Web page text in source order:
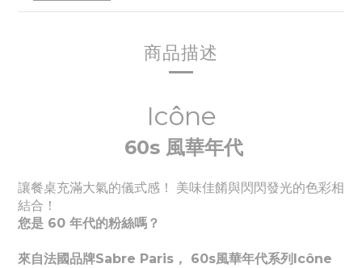
商品描述
Icône
60s 風華年代
讓餐桌充滿大氣的儀式感！ 美味佳餚與閃閃發光的色彩相
結合！
您是 60 年代的粉絲嗎？
來自法國品牌Sabre Paris， 60s風華年代系列Icône